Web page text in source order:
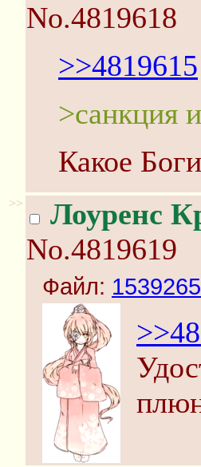
No.4819618
>>4819615
>санкция
Какое
>> Лоуренс
No.4819619
Файл: